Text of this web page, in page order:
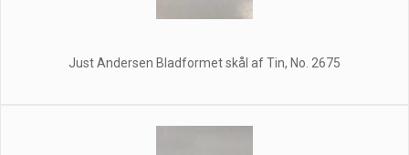
Just Andersen Bladformet skål af Tin, No. 2675